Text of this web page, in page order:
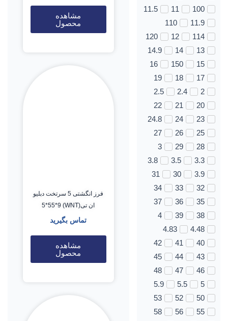
100
11
11.5
11.9
110
114
12
120
13
14
14.9
15
150
16
17
18
19
2
2.4
2.5
20
21
22
23
24
24.8
25
26
27
28
29
3
3.3
3.5
3.8
3.9
30
31
32
33
34
35
36
37
38
39
4
4.48
4.83
40
41
42
43
44
45
46
47
48
5
5.5
5.9
50
52
53
55
56
58
مشاهده
محصول
فرز انگشتی 5 سرتخت دبلیو
ان تی(WNT) 5*55*9
تماس بگیرید
مشاهده
محصول